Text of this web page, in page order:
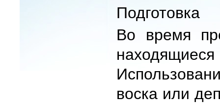
Подготовка
Во время
воска или